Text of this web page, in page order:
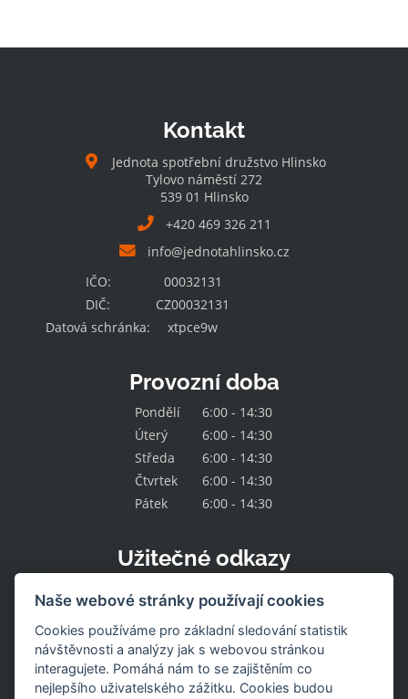
Kontakt
Jednota spotřební družstvo Hlinsko
Tylovo náměstí 272
539 01 Hlinsko
+420 469 326 211
info@jednotahlinsko.cz
IČO:
00032131
DIČ:
CZ00032131
Datová schránka:
xtpce9w
Provozní doba
Pondělí
6:00 - 14:30
Úterý
6:00 - 14:30
Středa
6:00 - 14:30
Čtvrtek
6:00 - 14:30
Pátek
6:00 - 14:30
Užitečné odkazy
O družstvu
Naše prodejny
Pracovní místa
Aktuality
Uzavřené prodejny
Naše webové stránky používají cookies
Cookies používáme pro základní sledování statistik
návštěvnosti a analýzy jak s webovou stránkou
interagujete. Pomáhá nám to se zajištěním co
nejlepšího uživatelského zážitku. Cookies budou